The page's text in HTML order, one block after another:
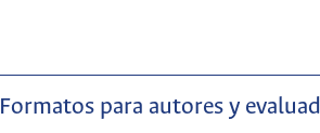
Formatos para autores y